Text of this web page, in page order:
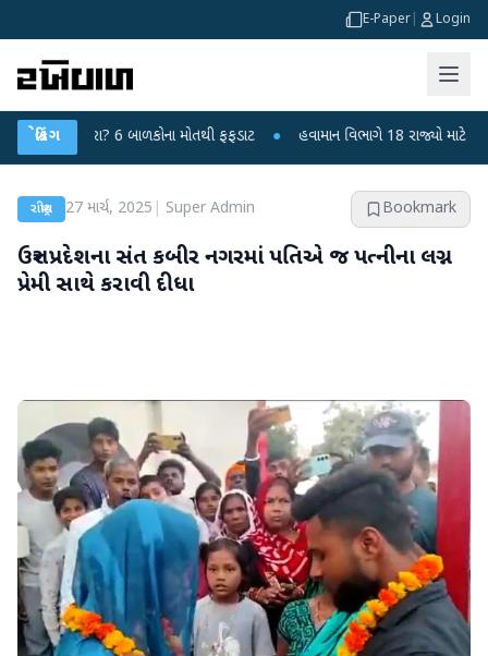
E-Paper Login
બ્રેકિંગ
6 બાળકોના મોતથી ફફડાટ ● હવામાન વિભાગે 18 રાજ્યો માટે ભારે વરસાદની
રાષ્ટ્રીય 27 માર્ચ, 2025 Super Admin Bookmark
ઉત્તર પ્રદેશના સંત કબીર નગરમાં પતિએ જ પત્નીના લગ્ન
પ્રેમી સાથે કરાવી દીધા